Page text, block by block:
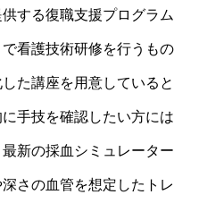
する復職支援プログラム
看護技術研修を行うもの
た講座を用意していると
手技を確認したい方には
新の採血シミュレーター
さの血管を想定したトレ